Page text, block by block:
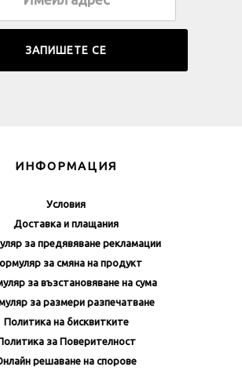
ИНФОРМАЦИЯ
Условия
Доставка и плащания
за предявяване рекламации
за смяна на продукт
за възстановяване на сума
за размери разпечатване
Политика на бисквитките
за Поверителност
решаване на спорове